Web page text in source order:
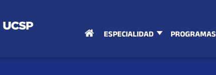
ESPECIALIDAD PROGRAMAS